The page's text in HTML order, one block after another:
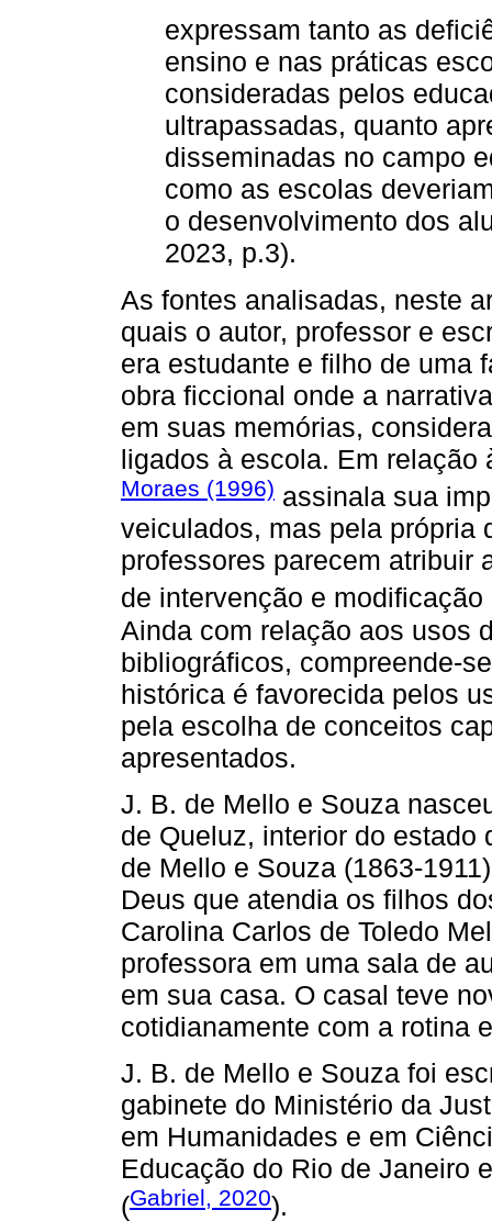
expressam tanto as
ensino e nas práticas
consideradas pelos
ultrapassadas, quanto
disseminadas no campo
como as escolas
o desenvolvimento dos
2023, p.3).
As fontes analisadas, neste
quais o autor, professor e
era estudante e filho de uma
obra ficcional onde a
em suas memórias,
ligados à escola. Em relação
Moraes (1996) assinala sua
veiculados, mas pela própria
professores parecem atribuir
de intervenção e modificação
Ainda com relação aos usos
bibliográficos, compreende-
histórica é favorecida pelos
pela escolha de conceitos
apresentados.
J. B. de Mello e Souza
de Queluz, interior do estado
de Mello e Souza (1863-
Deus que atendia os filhos
Carolina Carlos de Toledo
professora em uma sala de
em sua casa. O casal teve
cotidianamente com a rotina
J. B. de Mello e Souza foi
gabinete do Ministério da
em Humanidades e em
Educação do Rio de Janeiro
(Gabriel, 2020).